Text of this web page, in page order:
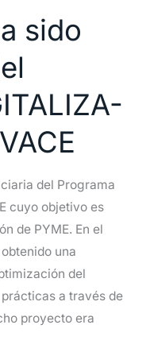
sido
del Programa
cuyo objetivo es
de PYME. En el
una
del
a través de
proyecto era